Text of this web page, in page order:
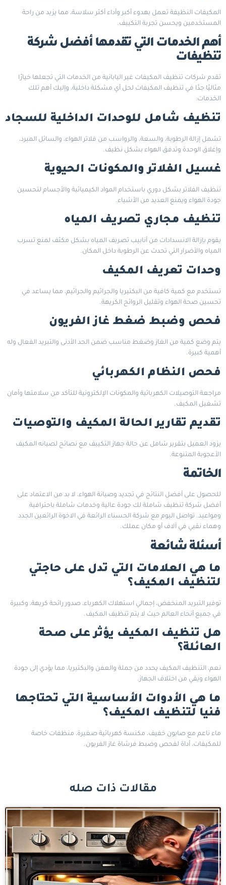
المكيفات النظيفة تعمل بهدوء أكبر وأداء أكثر سلاسة، مما يزيد من راحة
المستخدمين ويحسن تجربة التكييف.
أهم الخدمات التي تقدمها أفضل شركة
تنظيفات
تقدم شركات تنظيف المكيفات غير اليابانية من الخدمات التي تجعلها خيارًا
مثاليًا جدًا في تنظيف المكيفات لحل أي مشكلة داخلية، وإليك أهم تلك
الخدمات:
تنظيف شامل للوحدات الداخلية للسجاد
تشمل إزالة الرطوبة، والسعة، والرواسب من فلاتر الهواء، والسائل المبرد،
وإغلاق الوحدة وتدفق الهواء بشكل نظيف.
غسيل الفلاتر والمكونات الحيوية
تنظيف الفلاتر بشكل دوري باستخدام المواد الكيميائية والأجسام لتحسين
جودة الهواء ويمنع العديد من الأشياء.
تنظيف مجاري تصريف المياه
يقوم بإزالة الانسدادات من أنابيب تصريف المياه بشكل مكثف لمنع تسرب
المياه والأضرار التي تحدث عن الرطوبة داخل المكان.
وحدات تعريف المكيف
تستخدم مع كمية كافية من البكتيريا والجراثيم والجراثيم، مما يساعد في
تحسين صحة الهواء وتقليل الروائح الكريهة.
فحص وضبط ضغط غاز الفريون
يتم وضع كمية من الغاز وضغط مناسب ضمن الحد الأدنى والتبريد الفعال وله
أهمية كبيرة.
فحص النظام الكهربائي
مراجعة التوصيلات الكهربائية والمكونات الإلكترونية للتأكد من سلامتها وأمان
تشغيل المكيف.
تقديم تقارير الحالة المكيف والتوصيات
يزود العميل بتقرير شامل عن حالة جهاز التكييف مع نصائح لصيانه المكيف
الأعجوبة المتنوعة.
الخاتمة
للحصول على أفضل النتائج في تجديد وصيانة الهواء، لا بد من الاعتماد على
أفضل شركة تنظيف شاملة لك جودة عالية وخدمات شاملة باحترافية
ومواعيد. تواصل اليوم مع شركة الحسناء الرائعة في الاخوة الرائعين الجدد
وهماء نقيي في آلاف أو مكان عملك.
أسئلة شائعة
ما هي العلامات التي تدل على حاجتي
لتنظيف المكيف؟
توفير التبريد المنخفض، إجمالي استهلاك الكهرباء، صدور رائحة كريهة، وكبيرة
في جميع أنحاء العالم حيث لا يتم تنظيف المكيف.
هل تنظيف المكيف يؤثر على صحة
العائلة؟
نعم، التنظيف المكيف يحدد من جملة والعفن والبكتيريا، مما يؤدي إلى جودة
الهواء ويقي من اختلاف الجهاز.
ما هي الأدوات الأساسية التي تحتاجها
فنيا لتنظيف المكيف؟
ماء ناعم مع صابون خفيف، مكنسة كهربائية صغيرة، منظفات خاصة
للمكيفات، أداة لفحص وضبط فرشاة غاز الفريون.
مقالات ذات صله